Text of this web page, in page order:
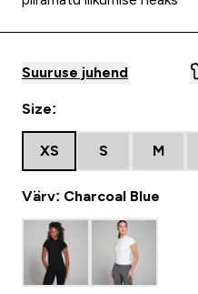
Suuruse juhend
Size:
XS S M
Värv: Charcoal Blue